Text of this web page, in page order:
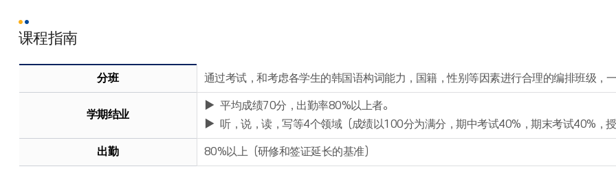
课程指南
分班 通过考试，和考虑各学生的韩国语构词能力，国籍，性别等因素进行合理的编排班级，
学期结业
▶ 平均成绩70分，出勤率80%以上者。
▶ 听，说，读，写等4个领域（成绩以100分为满分，期中考试40%，期末考试40%，
出勤 80%以上（研修和签证延长的基准）